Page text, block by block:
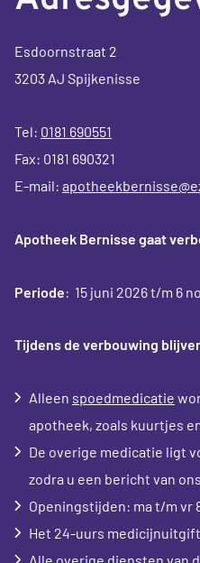
Esdoornstraat 2
3203 AJ Spijkenisse
Tel: 0181 690551
Fax: 0181 690321
E-mail:
Apotheek Bernisse gaat
Periode: 15 juni 2026 t/m 6
Tijdens de verbouwing
Alleen spoedmedicatie
apotheek, zoals kuurtjes
De overige medicatie ligt
zodra u een bericht van
Openingstijden: ma t/m vr
Het 24-uurs